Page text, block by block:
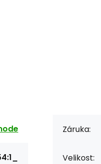
Záruka:
Velikost: